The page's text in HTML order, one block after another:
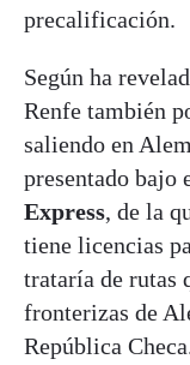
precalificación.
Según ha
Renfe también
saliendo en
presentado bajo
Express, de la
tiene licencias
trataría de rutas
fronterizas de
República